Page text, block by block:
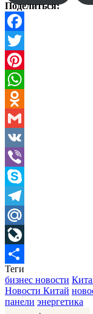
Поделиться:
Facebook
Twitter
Pinterest
WhatsApp
Odnoklassniki
Gmail
VK
Viber
Skype
Telegram
Mail.Ru
LiveJournal
Отправить
Теги
бизнес новости
Новости Китай
панели энергетика